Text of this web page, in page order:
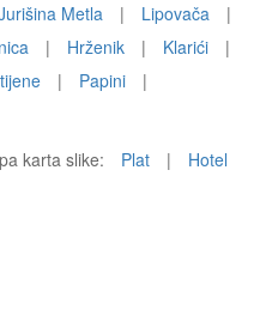
Metla | Lipovača
|
| Hrženik | Klarići
|
| Papini
|
karta slike:
Plat |
Hotel